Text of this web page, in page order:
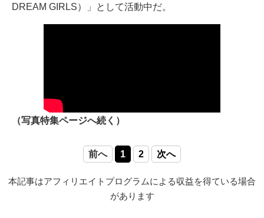
DREAM GIRLS）」として活動中だ。
（写真特集ページへ続く）
前へ 1 2 次へ
本記事はアフィリエイトプログラムによる収益を得ている場合
があります